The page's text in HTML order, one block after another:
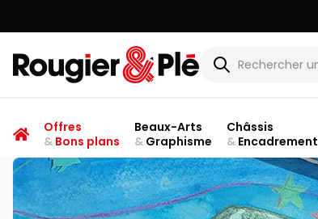
Rougier & Plé
Offres
&Bons plans
Beaux-Arts
&Graphisme
Châssis
&Encadrement